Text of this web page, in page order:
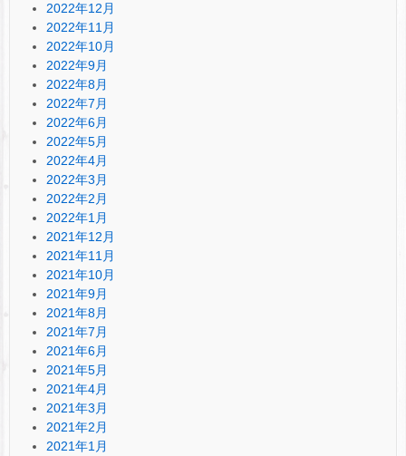
2022年12月
2022年11月
2022年10月
2022年9月
2022年8月
2022年7月
2022年6月
2022年5月
2022年4月
2022年3月
2022年2月
2022年1月
2021年12月
2021年11月
2021年10月
2021年9月
2021年8月
2021年7月
2021年6月
2021年5月
2021年4月
2021年3月
2021年2月
2021年1月